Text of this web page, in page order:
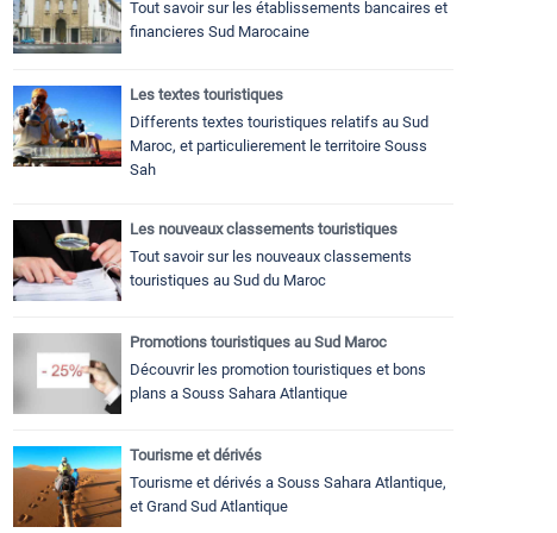
Tout savoir sur les établissements bancaires et
financieres Sud Marocaine
Les textes touristiques
Differents textes touristiques relatifs au Sud
Maroc, et particulierement le territoire Souss
Sah
Les nouveaux classements touristiques
Tout savoir sur les nouveaux classements
touristiques au Sud du Maroc
Promotions touristiques au Sud Maroc
Découvrir les promotion touristiques et bons
plans a Souss Sahara Atlantique
Tourisme et dérivés
Tourisme et dérivés a Souss Sahara Atlantique,
et Grand Sud Atlantique